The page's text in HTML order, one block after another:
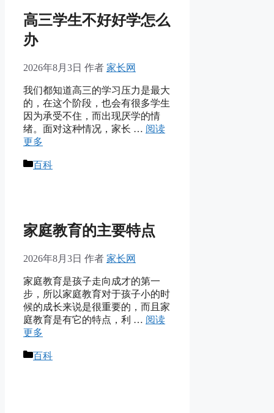
高三学生不好好学怎么
办
2026年8月3日 作者 家长网
我们都知道高三的学习压力是最大
的，在这个阶段，也会有很多学生
因为承受不住，而出现厌学的情
绪。面对这种情况，家长 … 阅读
更多
分
百科
家庭教育的主要特点
2026年8月3日 作者 家长网
家庭教育是孩子走向成才的第一
步，所以家庭教育对于孩子小的时
候的成长来说是很重要的，而且家
庭教育是有它的特点，利 … 阅读
更多
分
百科